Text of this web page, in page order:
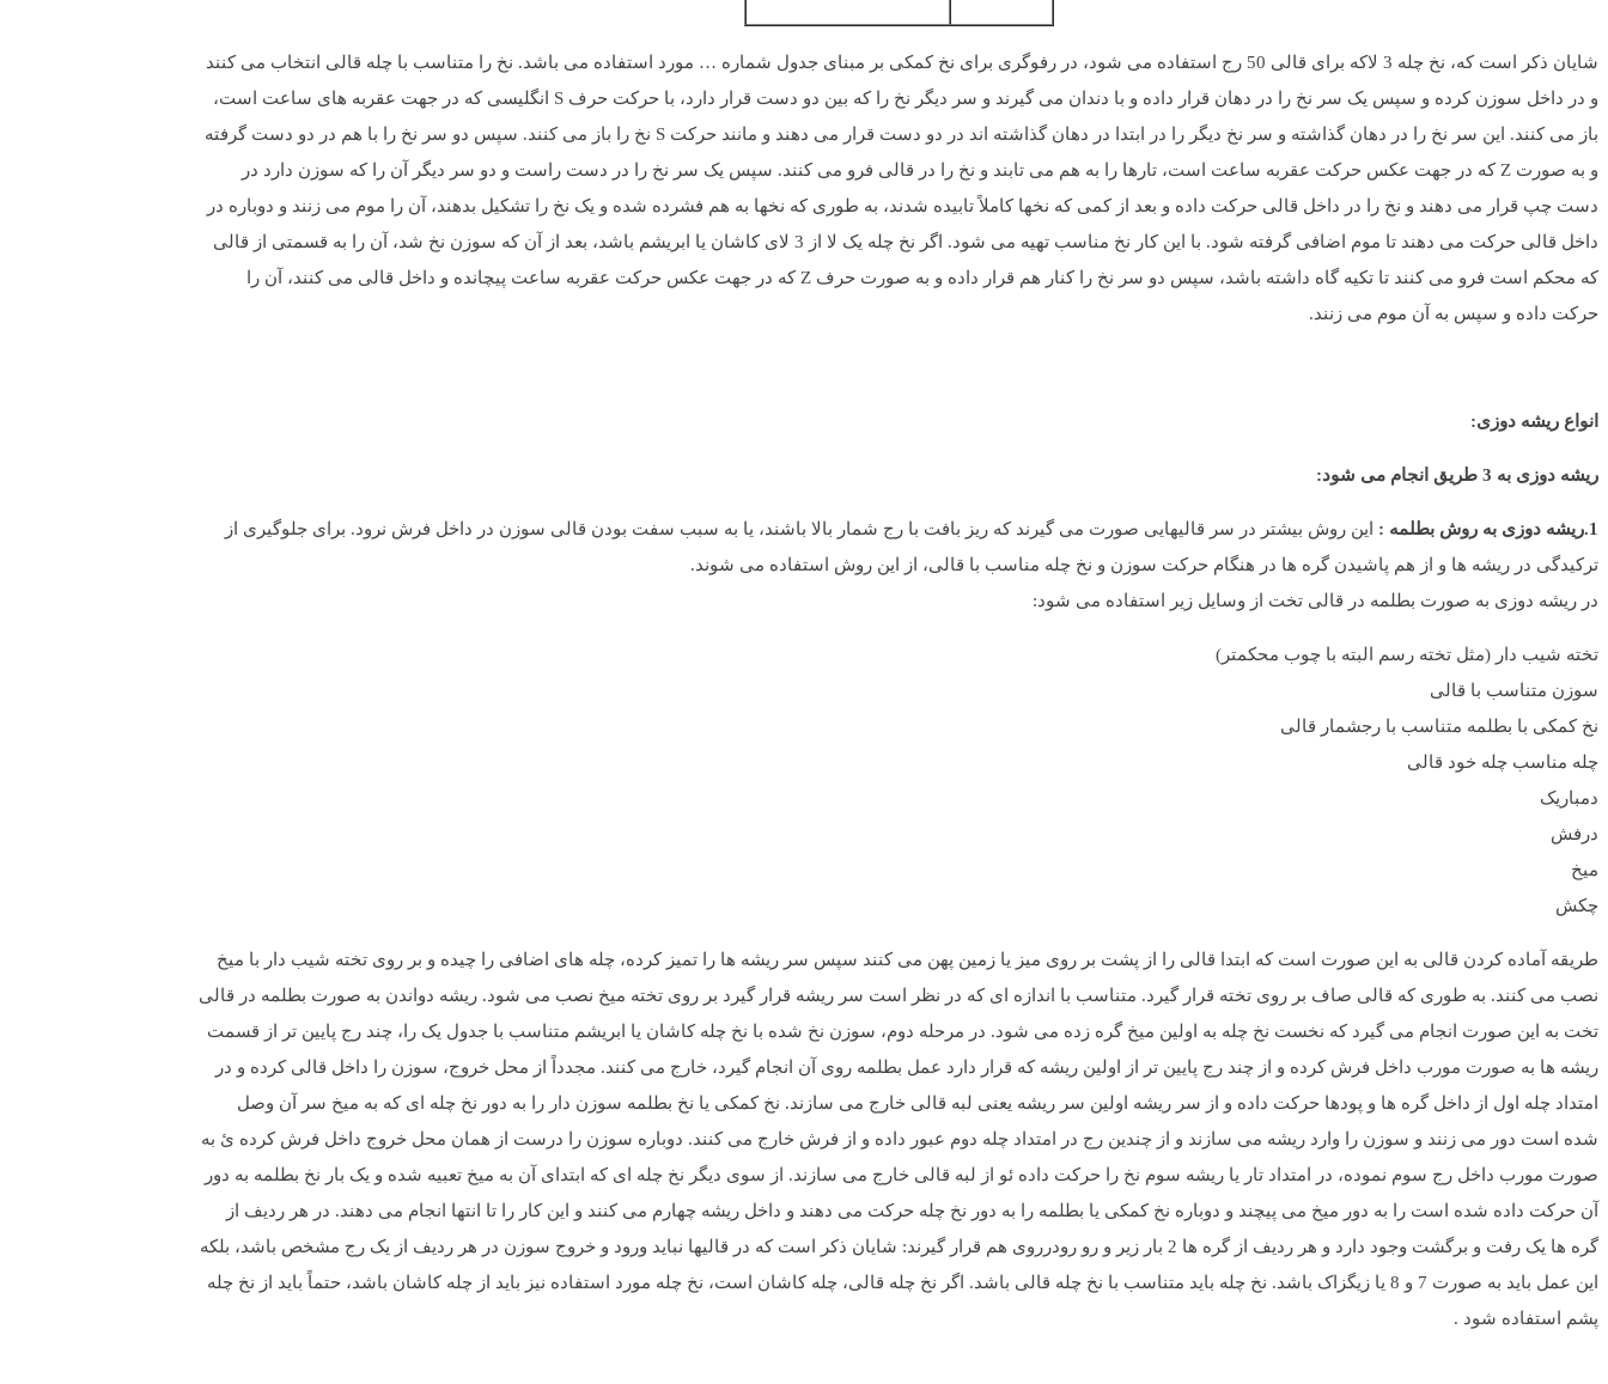
شایان ذکر است که، نخ چله 3 لاکه برای قالی 50 رج استفاده می شود، در رفوگری برای نخ کمکی بر مبنای جدول شماره … مورد استفاده می باشد. نخ را متناسب با چله قالی انتخاب می کنند
و در داخل سوزن کرده و سپس یک سر نخ را در دهان قرار داده و با دندان می گیرند و سر دیگر نخ را که بین دو دست قرار دارد، با حرکت حرف S انگلیسی که در جهت عقربه های ساعت است،
باز می کنند. این سر نخ را در دهان گذاشته و سر نخ دیگر را در ابتدا در دهان گذاشته اند در دو دست قرار می دهند و مانند حرکت S نخ را باز می کنند. سپس دو سر نخ را با هم در دو دست گرفته
و به صورت Z که در جهت عکس حرکت عقربه ساعت است، تارها را به هم می تابند و نخ را در قالی فرو می کنند. سپس یک سر نخ را در دست راست و دو سر دیگر آن را که سوزن دارد در
دست چپ قرار می دهند و نخ را در داخل قالی حرکت داده و بعد از کمی که نخها کاملاً تابیده شدند، به طوری که نخها به هم فشرده شده و یک نخ را تشکیل بدهند، آن را موم می زنند و دوباره در
داخل قالی حرکت می دهند تا موم اضافی گرفته شود. با این کار نخ مناسب تهیه می شود. اگر نخ چله یک لا از 3 لای کاشان یا ابریشم باشد، بعد از آن که سوزن نخ شد، آن را به قسمتی از قالی
که محکم است فرو می کنند تا تکیه گاه داشته باشد، سپس دو سر نخ را کنار هم قرار داده و به صورت حرف Z که در جهت عکس حرکت عقربه ساعت پیچانده و داخل قالی می کنند، آن را
حرکت داده و سپس به آن موم می زنند.
انواع ریشه دوزی:
ریشه دوزی به 3 طریق انجام می شود:
1.ریشه دوزی به روش بطلمه :
این روش بیشتر در سر قالیهایی صورت می گیرند که ریز بافت با رج شمار بالا باشند، یا به سبب سفت بودن قالی سوزن در داخل فرش نرود. برای جلوگیری از
ترکیدگی در ریشه ها و از هم پاشیدن گره ها در هنگام حرکت سوزن و نخ چله مناسب با قالی، از این روش استفاده می شوند.
در ریشه دوزی به صورت بطلمه در قالی تخت از وسایل زیر استفاده می شود:
تخته شیب دار (مثل تخته رسم البته با چوب محکمتر)
سوزن متناسب با قالی
نخ کمکی با بطلمه متناسب با رجشمار قالی
چله مناسب چله خود قالی
دمباریک
درفش
میخ
چکش
طریقه آماده کردن قالی به این صورت است که ابتدا قالی را از پشت بر روی میز یا زمین پهن می کنند سپس سر ریشه ها را تمیز کرده، چله های اضافی را چیده و بر روی تخته شیب دار با میخ
نصب می کنند. به طوری که قالی صاف بر روی تخته قرار گیرد. متناسب با اندازه ای که در نظر است سر ریشه قرار گیرد بر روی تخته میخ نصب می شود. ریشه دواندن به صورت بطلمه در قالی
تخت به این صورت انجام می گیرد که نخست نخ چله به اولین میخ گره زده می شود. در مرحله دوم، سوزن نخ شده با نخ چله کاشان یا ابریشم متناسب با جدول یک را، چند رج پایین تر از قسمت
ریشه ها به صورت مورب داخل فرش کرده و از چند رج پایین تر از اولین ریشه که قرار دارد عمل بطلمه روی آن انجام گیرد، خارج می کنند. مجدداً از محل خروج، سوزن را داخل قالی کرده و در
امتداد چله اول از داخل گره ها و پودها حرکت داده و از سر ریشه اولین سر ریشه یعنی لبه قالی خارج می سازند. نخ کمکی یا نخ بطلمه سوزن دار را به دور نخ چله ای که به میخ سر آن وصل
شده است دور می زنند و سوزن را وارد ریشه می سازند و از چندین رج در امتداد چله دوم عبور داده و از فرش خارج می کنند. دوباره سوزن را درست از همان محل خروج داخل فرش کرده ئ به
صورت مورب داخل رج سوم نموده، در امتداد تار یا ریشه سوم نخ را حرکت داده ئو از لبه قالی خارج می سازند. از سوی دیگر نخ چله ای که ابتدای آن به میخ تعبیه شده و یک بار نخ بطلمه به دور
آن حرکت داده شده است را به دور میخ می پیچند و دوباره نخ کمکی یا بطلمه را به دور نخ چله حرکت می دهند و داخل ریشه چهارم می کنند و این کار را تا انتها انجام می دهند. در هر ردیف از
گره ها یک رفت و برگشت وجود دارد و هر ردیف از گره ها 2 بار زیر و رو رودرروی هم قرار گیرند: شایان ذکر است که در قالیها نباید ورود و خروج سوزن در هر ردیف از یک رج مشخص باشد، بلکه
این عمل باید به صورت 7 و 8 یا زیگزاک باشد. نخ چله باید متناسب با نخ چله قالی باشد. اگر نخ چله قالی، چله کاشان است، نخ چله مورد استفاده نیز باید از چله کاشان باشد، حتماً باید از نخ چله
پشم استفاده شود .